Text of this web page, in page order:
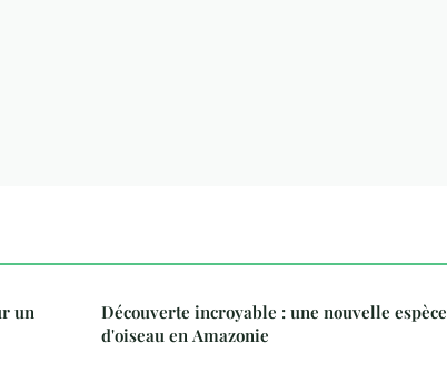
un
Découverte incroyable : une nouvelle espèce
d'oiseau en Amazonie